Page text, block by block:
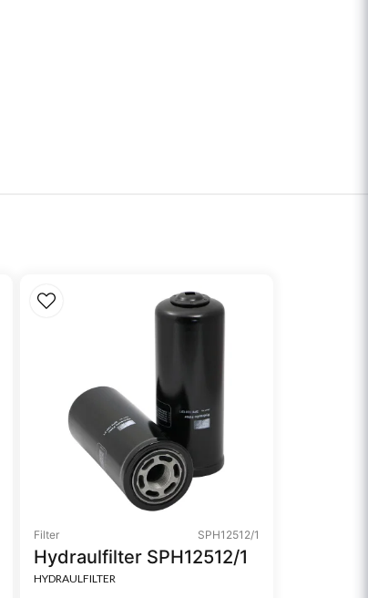
Filter SPH12512/1
Hydraulfilter SPH12512/1
HYDRAULFILTER